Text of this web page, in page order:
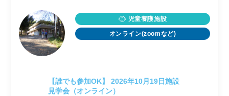
児童養護施設
オンライン(zoomなど)
【誰でも参加OK】 2026年10月19日施設
見学会（オンライン）